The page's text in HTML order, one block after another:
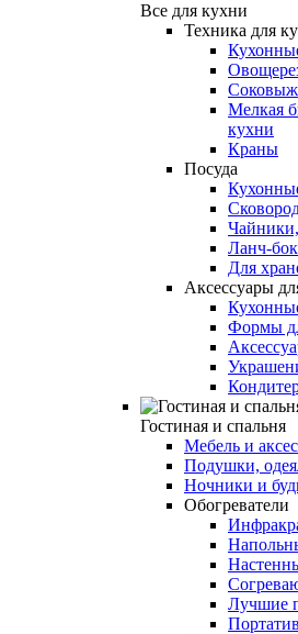
Все для кухни
Техника для
Мелкая
кухни
Краны
Посуда
Ланч-
Для
Аксессуары
Формы
Гостиная и спальня
Мебель и
Подушки,
Ночники и
Обогреватели
Лучшие